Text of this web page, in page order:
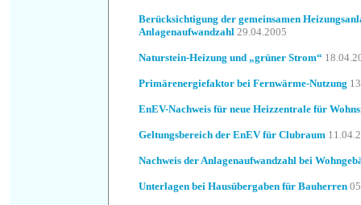
Berücksichtigung der gemeinsamen
Anlagenaufwandzahl 29.04.2005
Naturstein-Heizung und „grüner Strom“
Primärenergiefaktor bei Fernwärme-Nutzung
EnEV-Nachweis für neue Heizzentrale für
Geltungsbereich der EnEV für Clubraum
Nachweis der Anlagenaufwandzahl bei
Unterlagen bei Hausübergaben für Bauherren